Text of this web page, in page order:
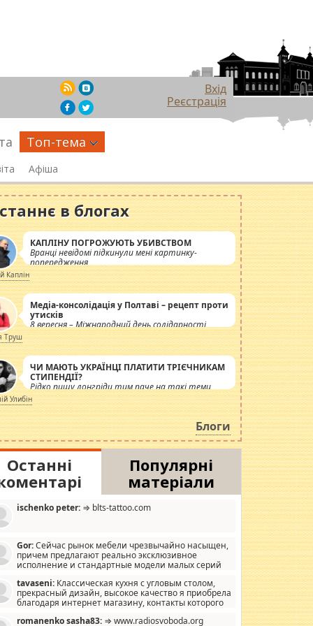
Вхід
Реєстрація
Топ-тема
Афіша
в блогах
КАПЛІНУ ПОГРОЖУЮТЬ УБИВСТВОМ
Вранці невідомі підкинули мені картинку-
попередження
Каплін
Медіа-консолідація у Полтаві – рецепт проти
утисків
8 вересня – Міжнародний день солідарності
журналістів.
Труш
ЧИ МАЮТЬ УКРАЇНЦІ ПЛАТИТИ ТРІЄЧНИКАМ
СТИПЕНДІЇ?
Рідко пишу лонгріди тим паче на такі теми,
але вже просто дістало! Обурюють сьогоднішні
інсенуації навколо стипендіального питання.
Штучно роздувається ще одна соціальна
катастрофа.
Улибін
Блоги
Останні
Популярні
матеріали
ischenko peter: ⇒ blts-tattoo.com
Gor:Сейчас рынок мебели чрезвычайно насыщен,
причем предлагают реально эксклюзивное
исполнение и стандартные модели малых серий
мало походит на стандартные формы, в MebelOk,
и что главное - со вкусом все в порядке,
ненужных наворотов удорожающих мебель, а это не
tavaseni: Классическая кухня с угловым столом,
прекрасный дизайн, высокое качество я приобрела
благодаря интернет магазину, контакты которого
romanenko sasha83: ⇒ www.radiosvoboda.org